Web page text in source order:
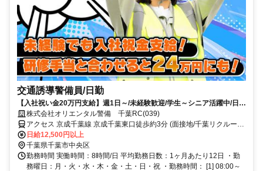
交通誘導警備員/日勤
【入社祝い金20万円支給】週1日～/未経験歓迎/学生～シニア活躍中/日払
い・週払いOK/履歴書不要！
株式会社オリエンタル警備 千葉RC(039)
アクセス 京成千葉線 京成千葉東口徒歩約3分 (面接地/千葉リクルート
センター)千葉県千葉市中央区新町１７－１６ 新町芳野ビル５Ｆ
日給12,500円以上
千葉県千葉市中央区
勤務時間 実働時間：8時間/日 平均勤務日数：1ヶ月あたり12日 ・勤
務曜日：月・火・水・木・金・土・日・祝 ・勤務時間： [1] 08:00～